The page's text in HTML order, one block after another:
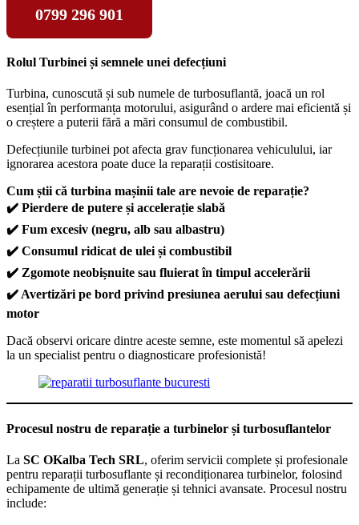
0799 296 901
Rolul Turbinei și semnele unei defecțiuni
Turbina, cunoscută și sub numele de turbosuflantă, joacă un rol
esențial în performanța motorului, asigurând o ardere mai eficientă și
o creștere a puterii fără a mări consumul de combustibil.
Defecțiunile turbinei pot afecta grav funcționarea vehiculului, iar
ignorarea acestora poate duce la reparații costisitoare.
Cum știi că turbina mașinii tale are nevoie de reparație?
✔️ Pierdere de putere și accelerație slabă
✔️ Fum excesiv (negru, alb sau albastru)
✔️ Consumul ridicat de ulei și combustibil
✔️ Zgomote neobișnuite sau fluierat în timpul accelerării
✔️ Avertizări pe bord privind presiunea aerului sau defecțiuni
motor
Dacă observi oricare dintre aceste semne, este momentul să apelezi
la un specialist pentru o diagnosticare profesionistă!
Procesul nostru de reparație a turbinelor și turbosuflantelor
La SC OKalba Tech SRL, oferim servicii complete și profesionale
pentru reparații turbosuflante și recondiționarea turbinelor, folosind
echipamente de ultimă generație și tehnici avansate. Procesul nostru
include: